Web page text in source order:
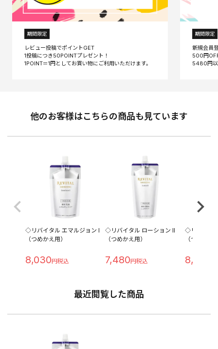
期間限定
レビュー投稿でポイントGET
1投稿につき50POINTプレゼント！
期間限定
新規会員
500円
他のお客様はこちらの商品も見ています
◇リバイタル エマルジョン I
（つめかえ用）
8,030
◇リバイタル ローション II
（つめかえ用）
7,480
◇リバイタ
（つめかえ
8,030
最近閲覧した商品